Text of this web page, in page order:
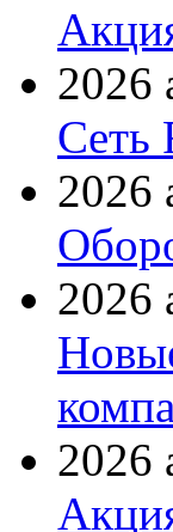
2026
Сеть
2026
2026
2026